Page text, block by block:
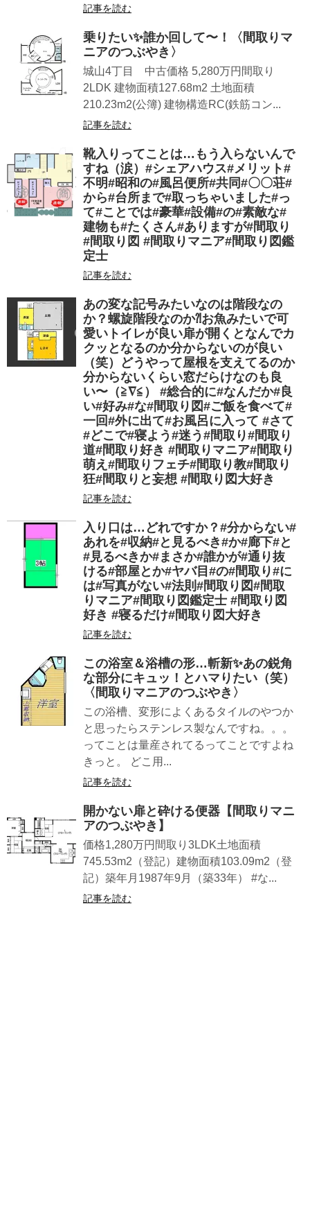
記事を読む
乗りたい✨誰か回して〜！〈間取りマ
ニアのつぶやき〉
城山4丁目 中古価格 5,280万円間取り
2LDK 建物面積127.68m2 土地面積
210.23m2(公簿) 建物構造RC(鉄筋コン...
記事を読む
靴入りってことは…もう入らないんで
すね（涙）#シェアハウス#メリット#
不明#昭和の#風呂便所#共同#〇〇荘#
から#台所まで#取っちゃいました#っ
て#ことでは#豪華#設備#の#素敵な#
建物も#たくさん#ありますが#間取り
#間取り図 #間取りマニア#間取り図鑑
定士
記事を読む
あの変な記号みたいなのは階段なの
か？螺旋階段なのか⁈お魚みたいで可
愛いトイレが良い扉が開くとなんでカ
クッとなるのか分からないのが良い
（笑）どうやって屋根を支えてるのか
分からないくらい窓だらけなのも良
い〜（≧∇≦） #総合的に#なんだか#良
い#好み#な#間取り図#ご飯を食べて#
一回#外に出て#お風呂に入って #さて
#どこで#寝よう#迷う#間取り#間取り
道#間取り好き #間取りマニア#間取り
萌え#間取りフェチ#間取り教#間取り
狂#間取りと妄想 #間取り図大好き
記事を読む
入り口は…どれですか？#分からない#
あれを#収納#と見るべき#か#廊下#と
#見るべきか#まさか#誰かが#通り抜
ける#部屋とか#ヤバ目#の#間取り#に
は#写真がない#法則#間取り図#間取
りマニア#間取り図鑑定士 #間取り図
好き #寝るだけ#間取り図大好き
記事を読む
この浴室＆浴槽の形…斬新✨あの鋭角
な部分にキュッ！とハマりたい（笑）
〈間取りマニアのつぶやき〉
この浴槽、変形によくあるタイルのやつか
と思ったらステンレス製なんですね。。。
ってことは量産されてるってことですよね
きっと。 どこ用...
記事を読む
開かない扉と砕ける便器【間取りマニ
アのつぶやき】
価格1,280万円間取り3LDK土地面積
745.53m2（登記）建物面積103.09m2（登
記）築年月1987年9月（築33年） #な...
記事を読む